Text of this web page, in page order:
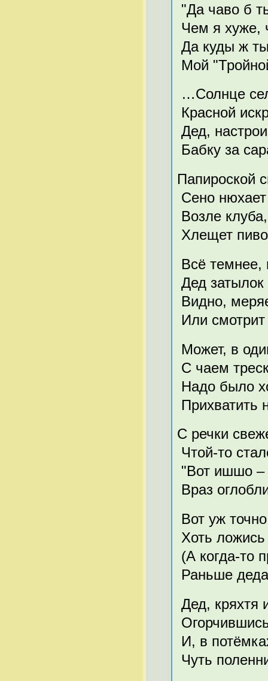
"Да чаво б
Чем я хуже,
Да куды ж
Мой
…Солнце
Красной
Дед,
Бабку за
Папироской
Сено
Возле
Хлещет
Всё темнее,
Дед затылок
Видно,
Или
Может, в
С чаем
Надо было
Прихватить
С речки
Чтой-то
"Вот ишшо –
Враз
Вот уж
Хоть
(А когда-то
Раньше
Дед, кряхтя
И, в
Чуть